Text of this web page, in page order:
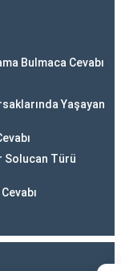
Bulmaca Cevabı
Yaşayan
Solucan Türü